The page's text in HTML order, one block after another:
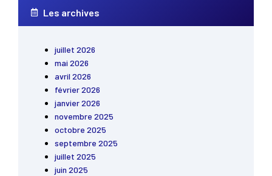
Les archives
juillet 2026
mai 2026
avril 2026
février 2026
janvier 2026
novembre 2025
octobre 2025
septembre 2025
juillet 2025
juin 2025